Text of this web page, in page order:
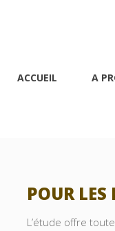
ACCUEIL A
POUR LES
L’étude offre